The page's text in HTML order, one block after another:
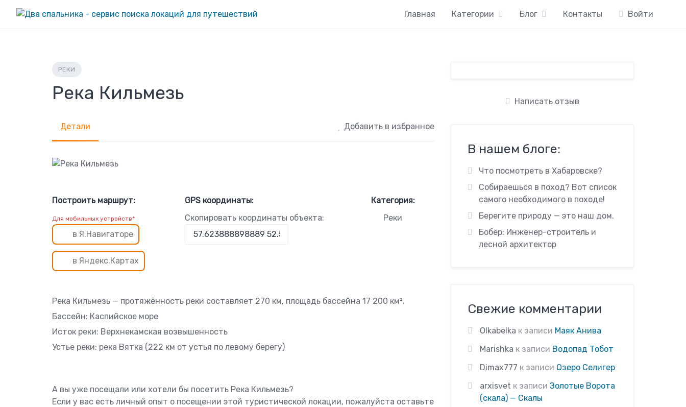
Главная Категории Блог Контакты Войти
РЕКИ
Река Кильмезь
Детали Добавить в избранное
Построить маршрут:
Для мобильных устройств*
в Я.Навигаторе
в Яндекс.Картах
GPS координаты:
Скопировать координаты объекта:
Категория:
Реки
Река Кильмезь — протяжённость реки составляет 270 км, площадь бассейна 17 200 км².
Бассейн: Каспийское море
Исток реки: Верхнекамская возвышенность
Устье реки: река Вятка (222 км от устья по левому берегу)
А вы уже посещали или хотели бы посетить Река Кильмезь?
Если у вас есть личный опыт о посещении этой туристической локации, пожалуйста оставьте
Написать отзыв
В нашем блоге:
Что посмотреть в Хабаровске?
Собираешься в поход? Вот список
самого необходимого в походе!
Берегите природу — это наш дом.
Бобёр: Инженер-строитель и
лесной архитектор
Свежие комментарии
Olkabelka к записи Маяк Анива
Marishka к записи Водопад Тобот
Dimax777 к записи Озеро Селигер
arxisvet к записиЗолотые Ворота
(скала) — Скалы